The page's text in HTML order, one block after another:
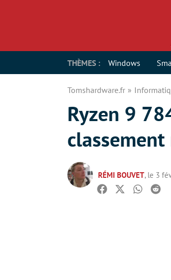
THÈMES : Windows
Tomshardware.fr
Ryzen 9
RÉMI BOUVET, le 3
Facebook
TwitterWhatsapp